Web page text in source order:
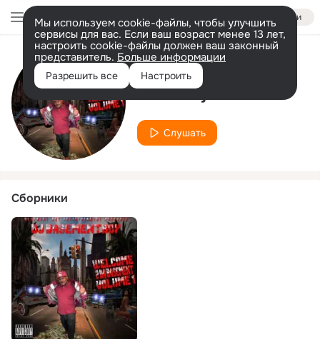
Войти
Мы используем cookie-файлы, чтобы улучшить
сервисы для вас. Если ваш возраст менее 13 лет,
настроить cookie-файлы должен ваш законный
представитель. Больше информации
Разрешить все Настроить
Исполнитель
Macadoja TMS
Слушать
Сборники